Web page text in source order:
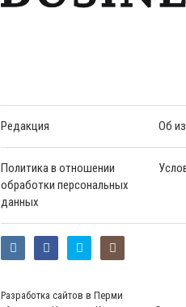
Редакция Об
Политика в отношении
обработки персональных
данных
Разработка сайтов в Перми